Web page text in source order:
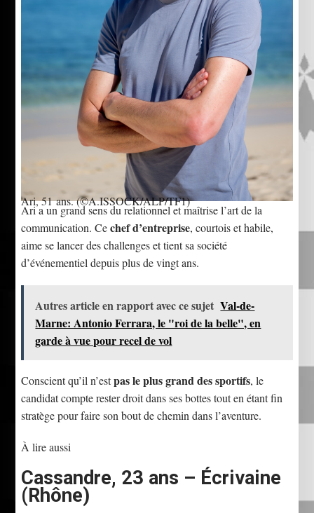
Ari, 51 ans.(©A.ISSOCK/ALP/TF1)
Ari a un grand sens du relationnel et maîtrise l’art de la
communication. Cechef d’entreprise, courtois et habile,
aime se lancer des challenges et tient sa société
d’événementiel depuis plus de vingt ans.
Autres article en rapport avec ce sujet Val-de-
Marne: Antonio Ferrara, le "roi de la belle", en
garde à vue pour recel de vol
Conscient qu’il n’estpas le plus grand des sportifs, le
candidat compte rester droit dans ses bottes tout en étant fin
stratège pour faire son bout de chemin dans l’aventure.
À lire aussi
Cassandre, 23 ans – Écrivaine
(Rhône)